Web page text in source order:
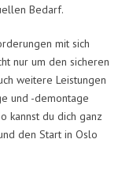
Bedarf.
mit sich
nur um den sicheren
weitere Leistungen
und -demontage
kannst du dich ganz
den Start in Oslo